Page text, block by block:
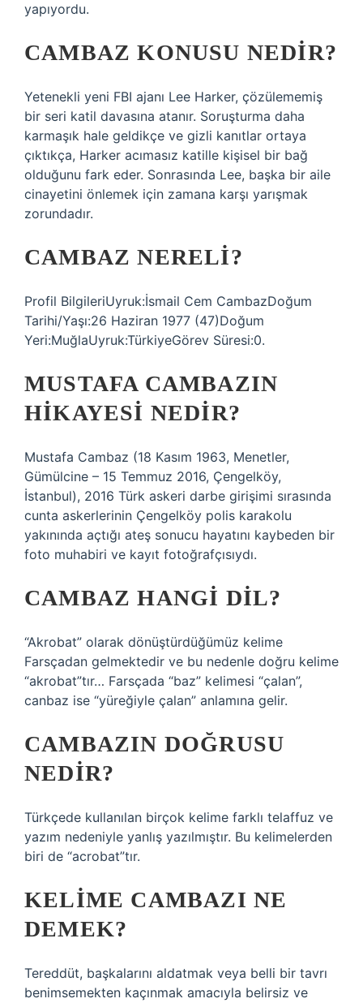
yapıyordu.
CAMBAZ KONUSU NEDIR?
Yetenekli yeni FBI ajanı Lee Harker, çözülememiş
bir seri katil davasına atanır. Soruşturma daha
karmaşık hale geldikçe ve gizli kanıtlar ortaya
çıktıkça, Harker acımasız katille kişisel bir bağ
olduğunu fark eder. Sonrasında Lee, başka bir aile
cinayetini önlemek için zamana karşı yarışmak
zorundadır.
CAMBAZ NERELI?
Profil BilgileriUyruk:İsmail Cem CambazDoğum
Tarihi/Yaşı:26 Haziran 1977 (47)Doğum
Yeri:MuğlaUyruk:TürkiyeGörev Süresi:0.
MUSTAFA CAMBAZIN
HIKAYESI NEDIR?
Mustafa Cambaz (18 Kasım 1963, Menetler,
Gümülcine – 15 Temmuz 2016, Çengelköy,
İstanbul), 2016 Türk askeri darbe girişimi sırasında
cunta askerlerinin Çengelköy polis karakolu
yakınında açtığı ateş sonucu hayatını kaybeden bir
foto muhabiri ve kayıt fotoğrafçısıydı.
CAMBAZ HANGI DIL?
“Akrobat” olarak dönüştürdüğümüz kelime
Farsçadan gelmektedir ve bu nedenle doğru kelime
“akrobat”tır… Farsçada “baz” kelimesi “çalan”,
canbaz ise “yüreğiyle çalan” anlamına gelir.
CAMBAZIN DOĞRUSU
NEDIR?
Türkçede kullanılan birçok kelime farklı telaffuz ve
yazım nedeniyle yanlış yazılmıştır. Bu kelimelerden
biri de “acrobat”tır.
KELIME CAMBAZI NE
DEMEK?
Tereddüt, başkalarını aldatmak veya belli bir tavrı
benimsemekten kaçınmak amacıyla belirsiz ve